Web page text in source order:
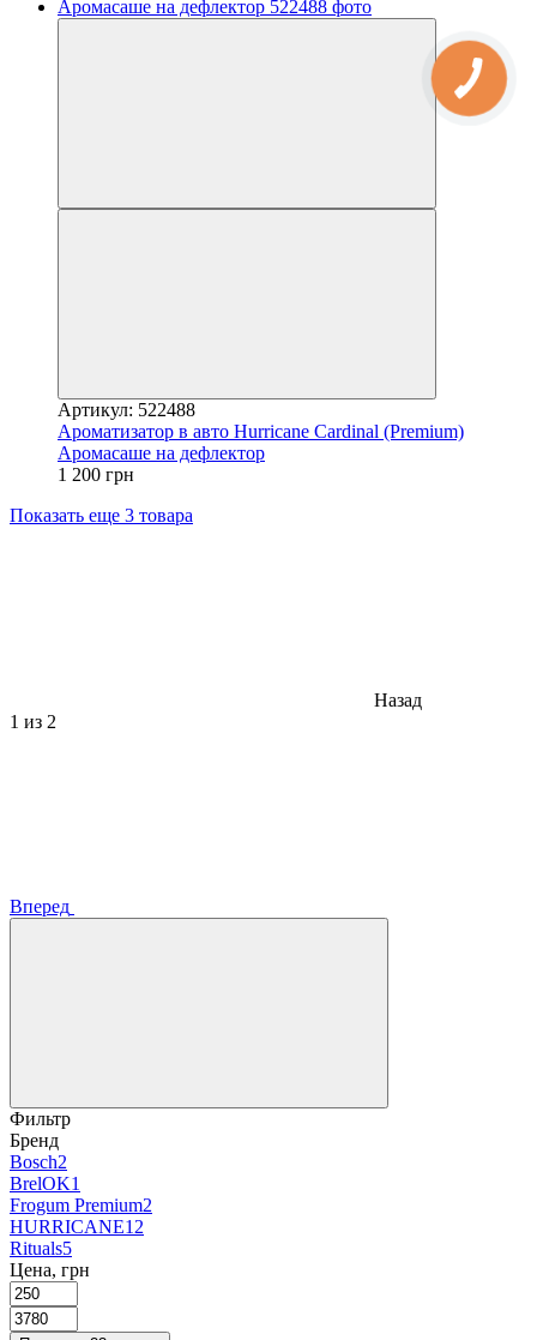
Артикул: 522488
Ароматизатор в авто Hurricane Cardinal (Premium)
Аромасаше на дефлектор
1 200 грн
Показать еще 3 товара
Назад
1 из 2
Вперед
Фильтр
Бренд
Bosch2
BrelOK1
Frogum Premium2
HURRICANE12
Rituals5
Цена, грн